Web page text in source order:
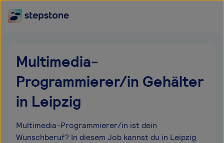
Multimedia-
Programmierer/in Gehälter
in Leipzig
Multimedia-Programmierer/in ist dein
Wunschberuf? In diesem Job kannst du in Leipzig